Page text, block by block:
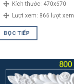
Kích thước: 470x670
Lượt xem: 866 lượt xem
ĐỌC TIẾP